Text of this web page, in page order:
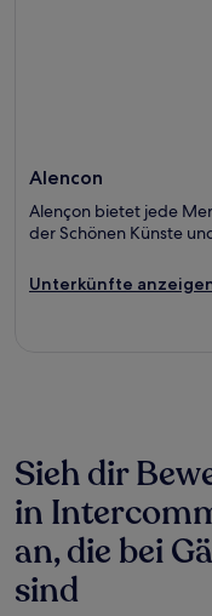
Alencon
Alençon bietet jede
der Schönen Künste
Unterkünfte
Sieh dir
in
an, die bei
sind